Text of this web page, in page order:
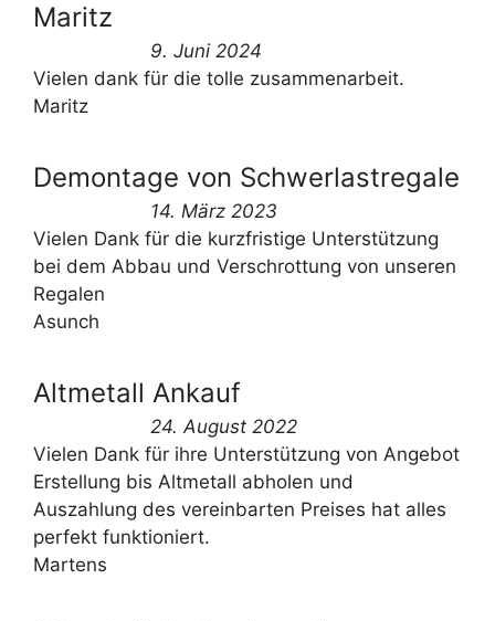
Maritz
9. Juni 2024
Vielen dank für die tolle zusammenarbeit.
Maritz
Demontage von Schwerlastregale
14. März 2023
Vielen Dank für die kurzfristige Unterstützung
bei dem Abbau und Verschrottung von unseren
Regalen
Asunch
Altmetall Ankauf
24. August 2022
Vielen Dank für ihre Unterstützung von Angebot
Erstellung bis Altmetall abholen und
Auszahlung des vereinbarten Preises hat alles
perfekt funktioniert.
Martens